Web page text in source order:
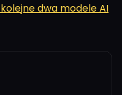
dwa modele AI